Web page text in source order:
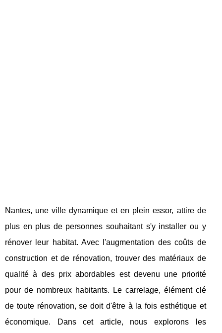
Nantes, une ville dynamique et en plein essor, attire de
plus en plus de personnes souhaitant s'y installer ou y
rénover leur habitat. Avec l'augmentation des coûts de
construction et de rénovation, trouver des matériaux de
qualité à des prix abordables est devenu une priorité
pour de nombreux habitants. Le carrelage, élément clé
de toute rénovation, se doit d'être à la fois esthétique et
économique. Dans cet article, nous explorons les